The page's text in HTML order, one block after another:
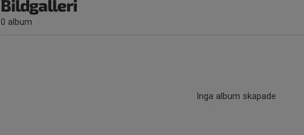
Bildgalleri
0 album
Inga album skapade